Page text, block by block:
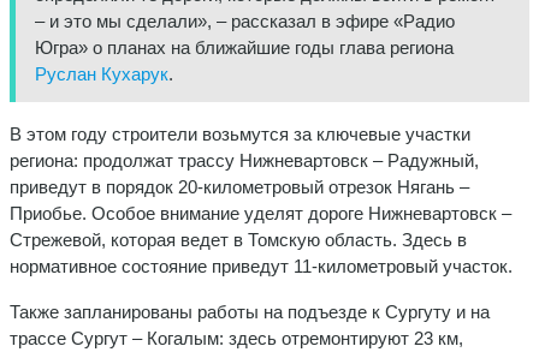
– и это мы сделали», – рассказал в эфире «Радио
Югра» о планах на ближайшие годы глава региона
Руслан Кухарук.
В этом году строители возьмутся за ключевые участки
региона: продолжат трассу Нижневартовск – Радужный,
приведут в порядок 20‑километровый отрезок Нягань –
Приобье. Особое внимание уделят дороге Нижневартовск –
Стрежевой, которая ведет в Томскую область. Здесь в
нормативное состояние приведут 11‑километровый участок.
Также запланированы работы на подъезде к Сургуту и на
трассе Сургут – Когалым: здесь отремонтируют 23 км,